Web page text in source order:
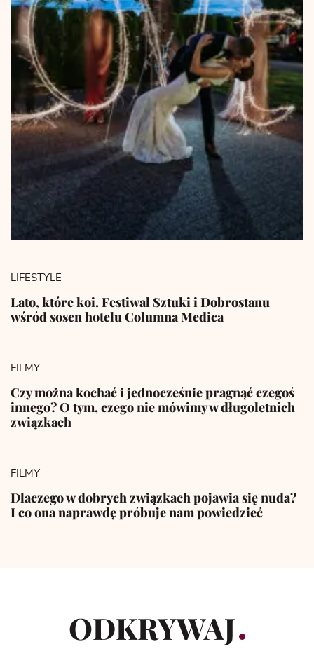
LIFESTYLE
Lato, które koi. Festiwal Sztuki i Dobrostanu
wśród sosen hotelu Columna Medica
FILMY
Czy można kochać i jednocześnie pragnąć czegoś
innego? O tym, czego nie mówimy w długoletnich
związkach
FILMY
Dlaczego w dobrych związkach pojawia się nuda?
I co ona naprawdę próbuje nam powiedzieć
ODKRYWAJ